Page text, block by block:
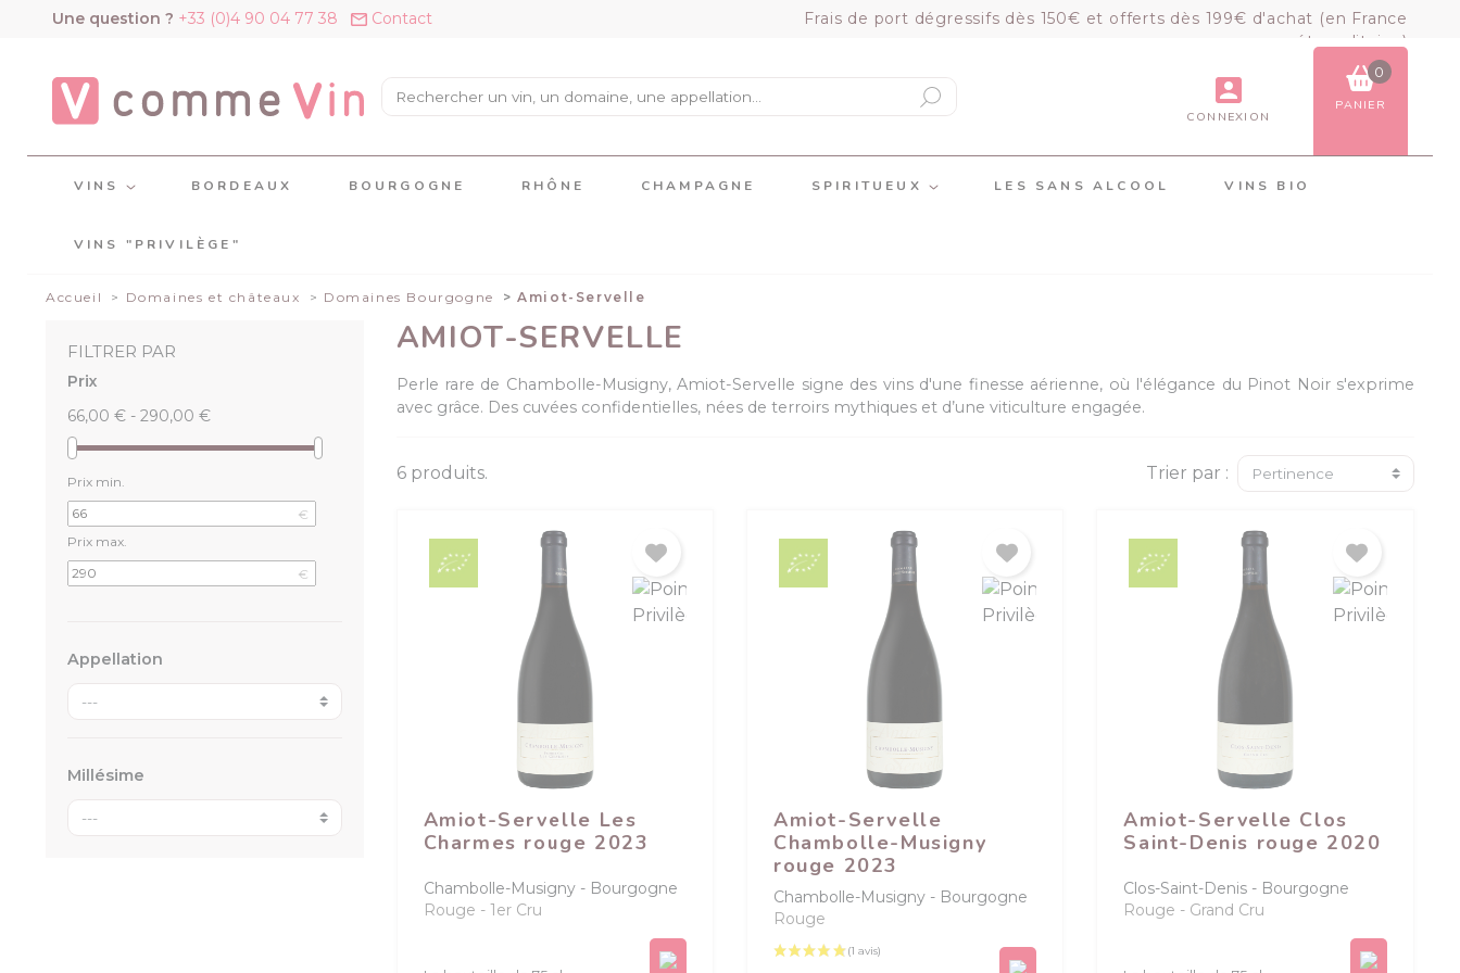
Une question ? +33 (0)4 90 04 77 38 Contact
Frais de port dégressifs dès 150€ et offerts dès 199€ d'achat (en France
métropolitaine)
CONNEXION
0
PANIER
VOIR LE PANIER COMMANDER
VINS BORDEAUX BOURGOGNE RHÔNE CHAMPAGNE SPIRITUEUX LES SANS ALCOOL VINS BIO
VINS "PRIVILÈGE"
Accueil Domaines et châteaux Domaines Bourgogne Amiot-Servelle
FILTRER PAR
Prix
66,00 € - 290,00 €
Prix min.
€
Prix max.
€
Appellation
Millésime
AMIOT-SERVELLE
Perle rare de Chambolle-Musigny, Amiot-Servelle signe des vins d'une finesse aérienne, où l'élégance du Pinot Noir s'exprime
avec grâce. Des cuvées confidentielles, nées de terroirs mythiques et d’une viticulture engagée.
6 produits. Trier par :
Amiot-Servelle Les
Charmes rouge 2023
Chambolle-Musigny
Bourgogne
Rouge
1er Cru
Amiot-Servelle
Chambolle-Musigny
rouge 2023
Chambolle-Musigny
Bourgogne
Rouge
Amiot-Servelle Clos
Saint-Denis rouge 2020
Clos-Saint-Denis
Bourgogne
Rouge
Grand Cru
Panneau de gestion des cookies